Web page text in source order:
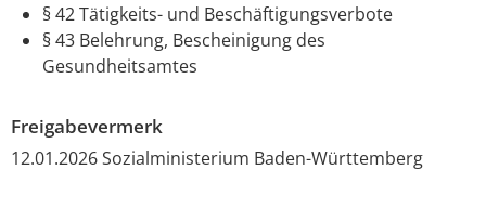
§ 42Tätigkeits- und Beschäftigungsverbote
§ 43 Belehrung, Bescheinigung des
Gesundheitsamtes
Freigabevermerk
12.01.2026 Sozialministerium Baden-Württemberg